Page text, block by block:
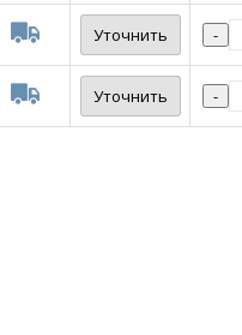
Уточнить -
Уточнить -